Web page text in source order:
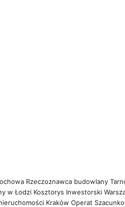
Rzeczoznawca budowlany
w Łodzi Kosztorys Inwestorski
Kraków Operat